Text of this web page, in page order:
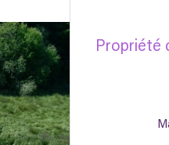
Propriété